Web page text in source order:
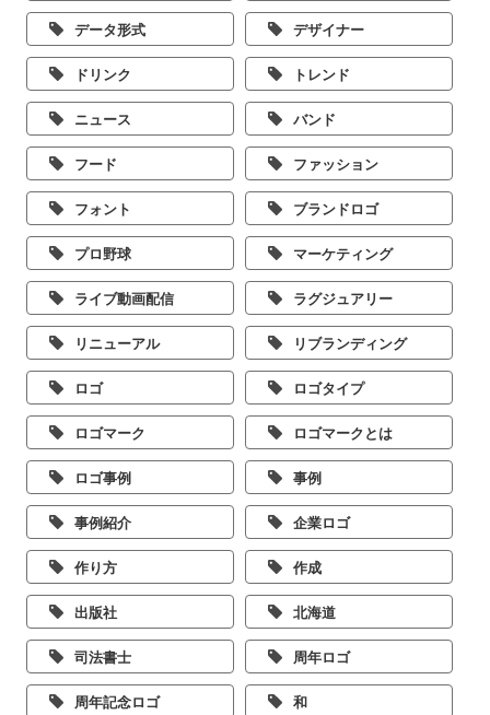
データ形式 デザイナー
ドリンク トレンド
ニュース バンド
フード ファッション
フォント ブランドロゴ
プロ野球 マーケティング
ライブ動画配信 ラグジュアリー
リニューアル リブランディング
ロゴ ロゴタイプ
ロゴマーク ロゴマークとは
ロゴ事例 事例
事例紹介 企業ロゴ
作り方 作成
出版社 北海道
司法書士 周年ロゴ
周年記念ロゴ 和